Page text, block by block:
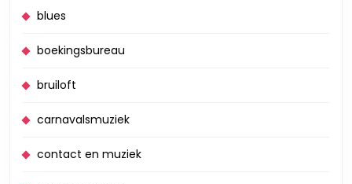
blues
boekingsbureau
bruiloft
carnavalsmuziek
contact en muziek